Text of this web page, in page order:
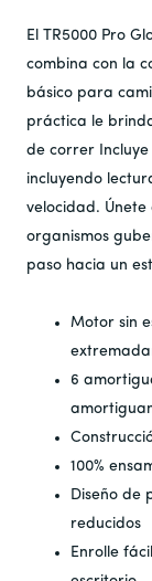
El TR5000 Pro
combina con la
básico para
práctica le
de correr
incluyendo
velocidad. Únete
organismos
paso hacia un
Motor sin
6
100%
Diseño de
reducidos
Enrolle